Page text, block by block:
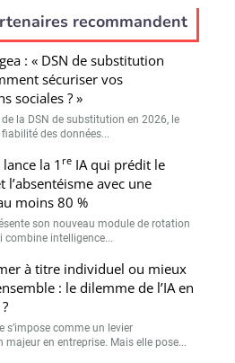
recommandent
: « DSN de substitution
sécuriser vos
sociales ? »
de la DSN de substitution en 2026, le
des données...
la 1 reIA qui prédit le
l’absentéisme avec une
moins 80 %
son nouveau module de rotation
combine intelligence...
à titre individuel ou mieux
: le dilemme de l’IA en
s’impose comme un levier
majeur en entreprise. Mais elle pose...